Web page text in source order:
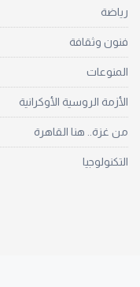
رياضة
فنون وثقافة
المنوعات
الأزمة الروسية الأوكرانية
من غزة.. هنا القاهرة
التكنولوجيا